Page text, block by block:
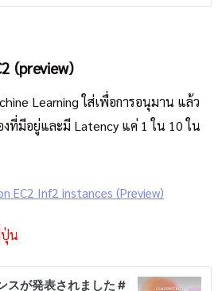
(preview)
Learning ใส่เพื่อการอนุมาน แล้ว
ที่มีอยู่และมี Latency แค่ 1 ใน 10 ใน
EC2 Inf2 instances (Preview)
น